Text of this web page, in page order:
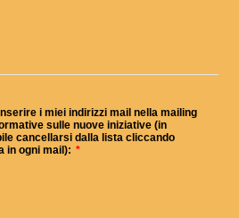
i miei indirizzi mail nella mailing
sulle nuove iniziative (in
cancellarsi dalla lista cliccando
in ogni mail): *